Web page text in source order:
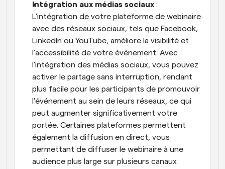
Intégration aux médias sociaux :
L'intégration de votre plateforme de webinaire
avec des réseaux sociaux, tels que Facebook,
LinkedIn ou YouTube, améliore la visibilité et
l'accessibilité de votre événement. Avec
l'intégration des médias sociaux, vous pouvez
activer le partage sans interruption, rendant
plus facile pour les participants de promouvoir
l'événement au sein de leurs réseaux, ce qui
peut augmenter significativement votre
portée. Certaines plateformes permettent
également la diffusion en direct, vous
permettant de diffuser le webinaire à une
audience plus large sur plusieurs canaux